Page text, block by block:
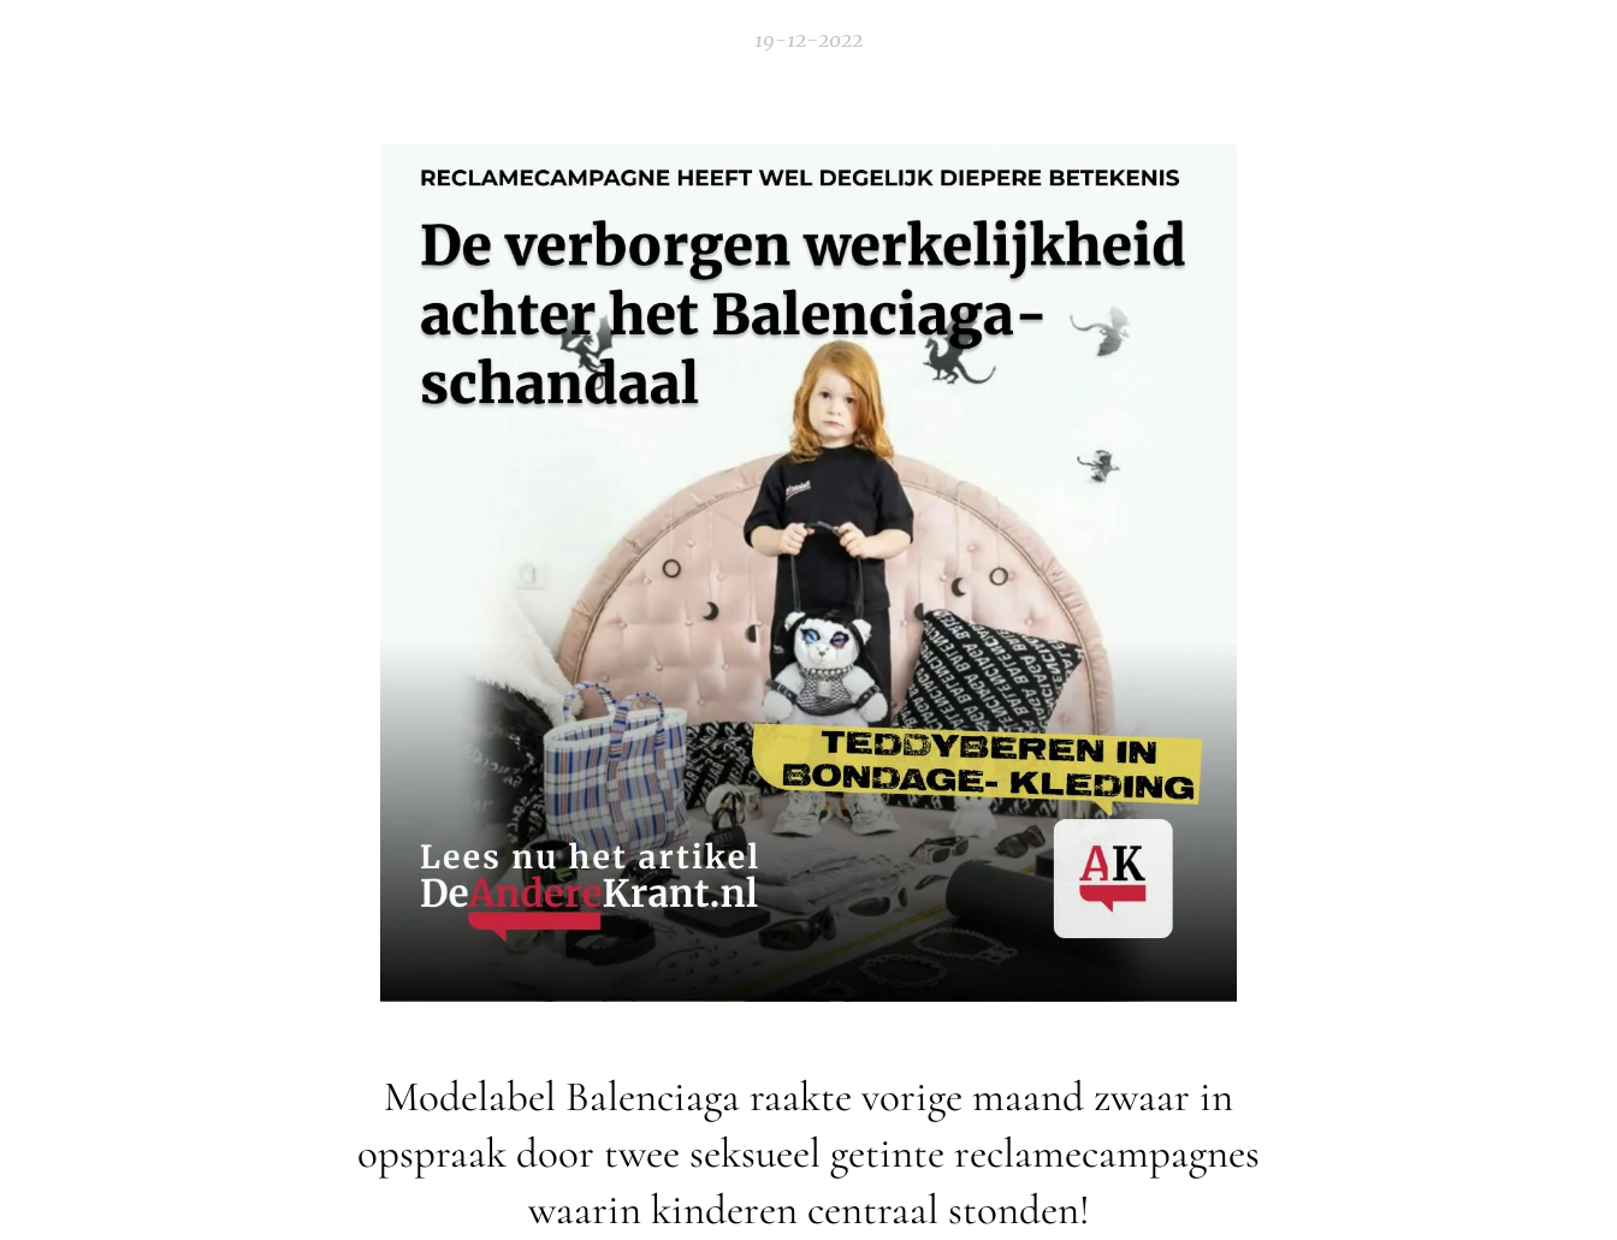
19-12-2022
Modelabel Balenciaga raakte vorige maand zwaar in
opspraak door twee seksueel getinte reclamecampagnes
waarin kinderen centraal stonden!